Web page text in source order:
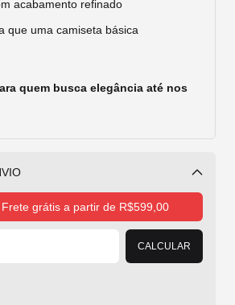
acabamento refinado
que uma camiseta básica
quem busca elegância até nos
Frete grátis a partir de R$599,00
CALCULAR